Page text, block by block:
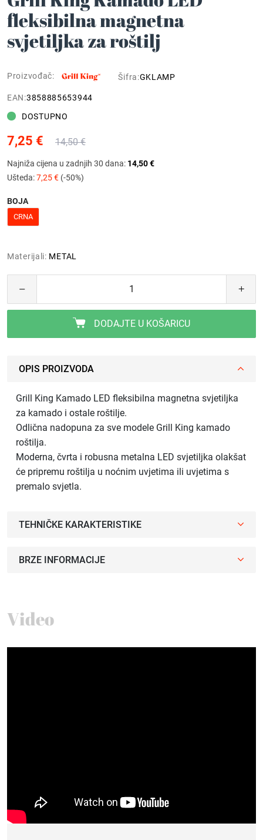
fleksibilna magnetna
svjetiljka za roštilj
Proizvođač: Šifra:GKLAMP
EAN:3858885653944
DOSTUPNO
7,25 € 14,50 €
Najniža cijena u zadnjih 30 dana: 14,50 €
Ušteda:7,25 € (-50%)
BOJA
CRNA
Materijali: METAL
DODAJTE U KOŠARICU
OPIS PROIZVODA
Grill King Kamado LED fleksibilna magnetna svjetiljka
za kamado i ostale roštilje.
Odlična nadopuna za sve modele Grill King kamado
roštilja.
Moderna, čvrta i robusna metalna LED svjetiljka olakšat
će pripremu roštilja u noćnim uvjetima ili uvjetima s
premalo svjetla.
TEHNIČKE KARAKTERISTIKE
BRZE INFORMACIJE
Video